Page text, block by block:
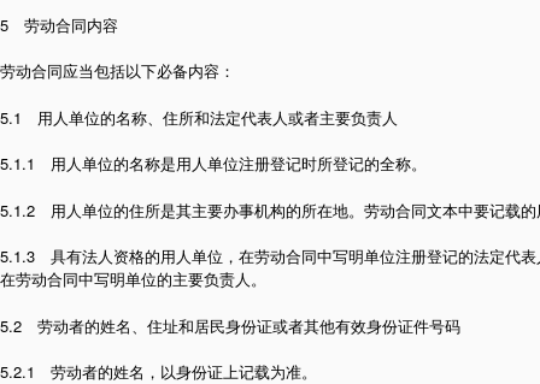
5 劳动合同内容
劳动合同应当包括以下必备内容：
5.1 用人单位的名称、住所和法定代表人或者主要负责人
5.1.1 用人单位的名称是用人单位注册登记时所登记的全称。
5.1.2 用人单位的住所是其主要办事机构的所在地。劳动合同文本中要记载
5.1.3 具有法人资格的用人单位，在劳动合同中写明单位注册登记的法定代
在劳动合同中写明单位的主要负责人。
5.2 劳动者的姓名、住址和居民身份证或者其他有效身份证件号码
5.2.1 劳动者的姓名，以身份证上记载为准。